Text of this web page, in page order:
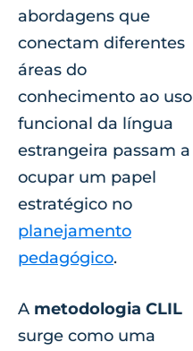
abordagens que
conectam diferentes
áreas do
conhecimento ao uso
funcional da língua
estrangeira passam a
ocupar um papel
estratégico no
planejamento
pedagógico.
A metodologia CLIL
surge como uma